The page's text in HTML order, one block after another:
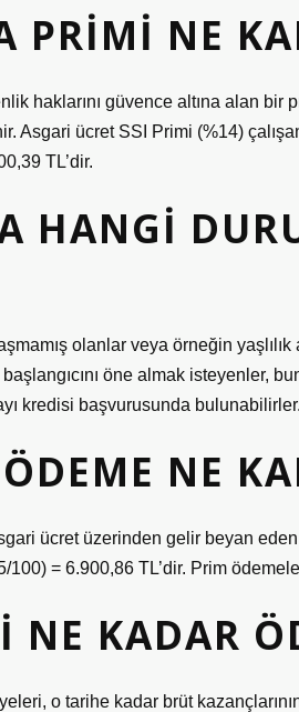
PRIMI NE
haklarını güvence altına alan
Asgari ücret SSI Primi (%14)
TL’dir.
HANGI
olanlar veya örneğin yaşlılık
başlangıcını öne almak isteyenler,
kredisi başvurusunda bulunabilirler.
NE
ücret üzerinden gelir beyan eden
= 6.900,86 TL’dir. Prim
NE KADAR
o tarihe kadar brüt